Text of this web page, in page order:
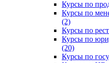
Курсы по
Курсы по
(2)
Курсы по
Курсы по
(20)
Курсы по